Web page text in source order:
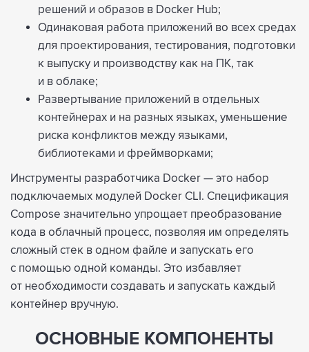
решений и образов в Docker Hub;
Одинаковая работа приложений во всех средах
для проектирования, тестирования, подготовки
к выпуску и производству как на ПК, так
и в облаке;
Развертывание приложений в отдельных
контейнерах и на разных языках, уменьшение
риска конфликтов между языками,
библиотеками и фреймворками;
Инструменты разработчика Docker — это набор
подключаемых модулей Docker CLI. Спецификация
Compose значительно упрощает преобразование
кода в облачный процесс, позволяя им определять
сложный стек в одном файле и запускать его
с помощью одной команды. Это избавляет
от необходимости создавать и запускать каждый
контейнер вручную.
ОСНОВНЫЕ КОМПОНЕНТЫ